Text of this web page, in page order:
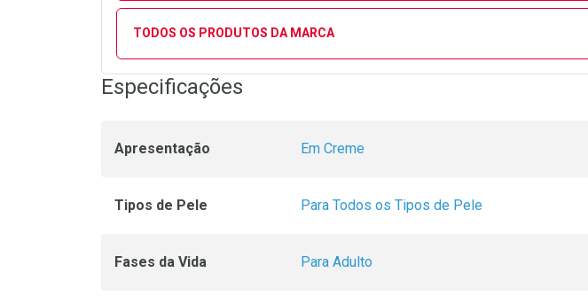
TODOS OS PRODUTOS DA MARCA
Especificações
Apresentação Em Creme
Tipos de Pele Para Todos os Tipos de Pele
Fases da Vida Para Adulto